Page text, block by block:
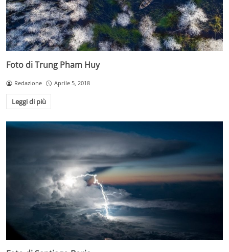
Foto di Trung Pham Huy
Redazione Aprile 5, 2018
Leggi di più